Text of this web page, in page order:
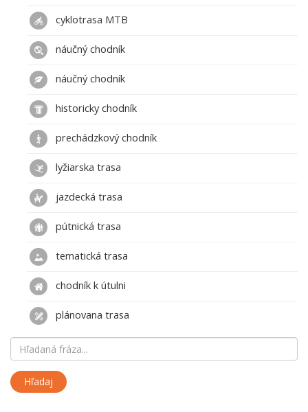
cyklotrasa MTB
náučný chodník
náučný chodník
historicky chodník
prechádzkový chodník
lyžiarska trasa
jazdecká trasa
pútnická trasa
tematická trasa
chodník k útulni
plánovana trasa